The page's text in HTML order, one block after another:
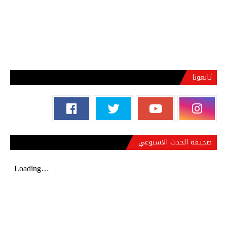
تابعونا
صحيفة الحدث الاسبوعي